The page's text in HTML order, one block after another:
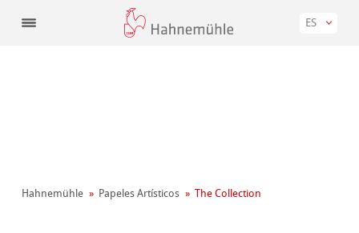
ES
Hahnemühle Papeles Artísticos The Collection